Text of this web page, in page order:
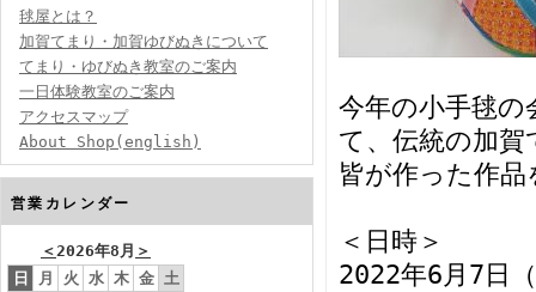
毬屋とは？
加賀てまり・加賀ゆびぬきについて
てまり・ゆびぬき教室のご案内
一日体験教室のご案内
アクセスマップ
About Shop(english)
営業カレンダー
＜2026年8月 ＞
日
月 火 水 木 金 土
今年の小手毬の
て、伝統の加
皆が作った作
＜日時＞
2022年6月7日